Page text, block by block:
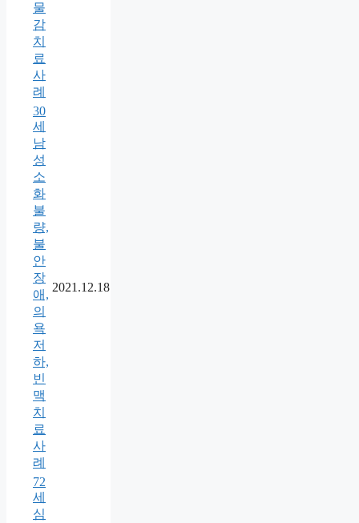
물
감
치
료
사
례
30
세
남
성
소
화
불
량,
불
안
장
애,
의
욕
저
하,
빈
맥
치
료
사
례
2021.12.18
72
세
심